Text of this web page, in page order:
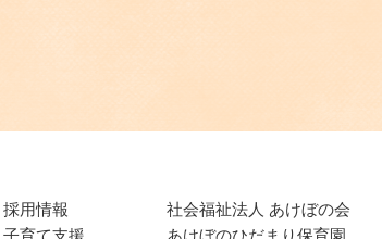
採用情報
子育て支援
社会福祉法人 あけぼの会
あけぼのひだまり保育園